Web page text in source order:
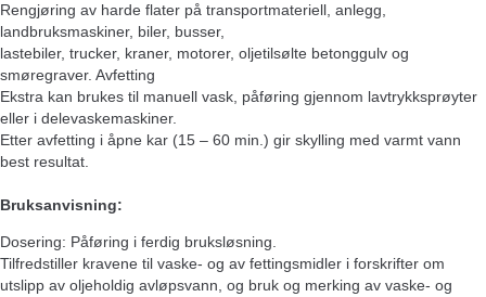
Rengjøring av harde flater på transportmateriell, anlegg,
landbruksmaskiner, biler, busser,
lastebiler, trucker, kraner, motorer, oljetilsølte betonggulv og
smøregraver. Avfetting
Ekstra kan brukes til manuell vask, påføring gjennom lavtrykksprøyter
eller i delevaskemaskiner.
Etter avfetting i åpne kar (15 – 60 min.) gir skylling med varmt vann
best resultat.
Bruksanvisning:
Dosering: Påføring i ferdig bruksløsning.
Tilfredstiller kravene til vaske- og av fettingsmidler i forskrifter om
utslipp av oljeholdig avløpsvann, og bruk og merking av vaske- og